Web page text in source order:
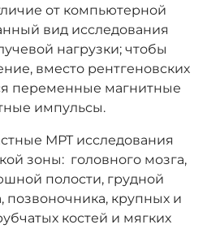
от компьютерной
вид исследования
нагрузки; чтобы
вместо рентгеновских
переменные магнитные
импульсы.
МРТ исследования
зоны: головного мозга,
полости, грудной
позвоночника, крупных и
костей и мягких